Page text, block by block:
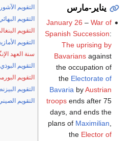
التقويم
التقويم
التقويم
التقويم
سنة العهد
التقويم البوذي
التقويم
التقويم
التقويم
يناير-مارس
January 26 – War of
Spanish Succession:
The uprising by
Bavariansagainst
the occupation of
the Electorate of
Bavaria byAustrian
troopsends after 75
days, and ends the
plans of Maximilian
the Elector of